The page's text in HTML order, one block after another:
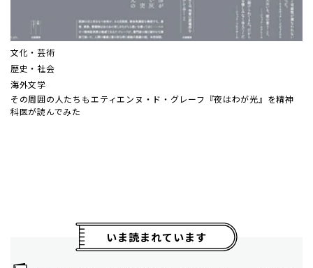
文化・芸術
歴史・社会
海外文学
その周囲の人たちも――エティエンヌ・ド・グレーフ『夜はわが光』を精神
科医が読んでみた
いま読まれています